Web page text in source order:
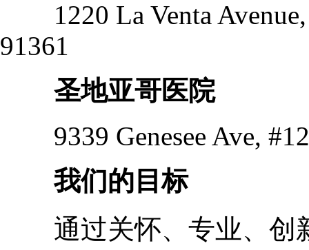
1220 La Venta Avenue,
91361
圣地亚哥医院
9339 Genesee Ave,
我们的目标
通过关怀、专业、创